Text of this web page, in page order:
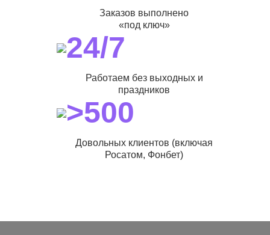
Заказов выполнено
«под ключ»
24/7
Работаем без выходных и
праздников
>500
Довольных клиентов (включая
Росатом, Фонбет)